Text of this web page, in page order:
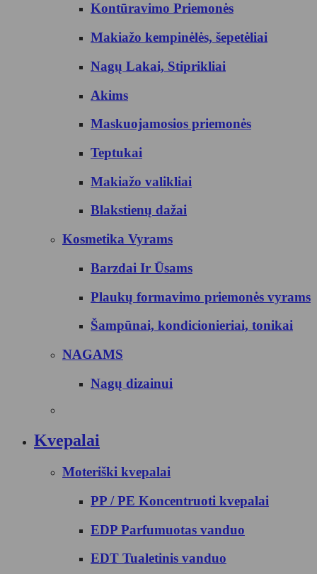
Kontūravimo Priemonės
Makiažo kempinėlės, šepetėliai
Nagų Lakai, Stiprikliai
Akims
Maskuojamosios priemonės
Teptukai
Makiažo valikliai
Blakstienų dažai
Kosmetika Vyrams
Barzdai Ir Ūsams
Plaukų formavimo priemonės vyrams
Šampūnai, kondicionieriai, tonikai
NAGAMS
Nagų dizainui
Kvepalai
Moteriški kvepalai
PP / PE Koncentruoti kvepalai
EDP Parfumuotas vanduo
EDT Tualetinis vanduo